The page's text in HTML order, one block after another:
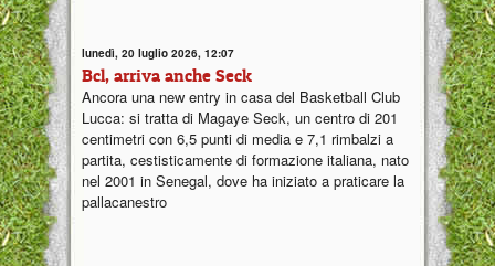
lunedì, 20 luglio 2026, 12:07
Bcl, arriva anche Seck
Ancora una new entry in casa del Basketball Club
Lucca: si tratta di Magaye Seck, un centro di 201
centimetri con 6,5 punti di media e 7,1 rimbalzi a
partita, cestisticamente di formazione italiana, nato
nel 2001 in Senegal, dove ha iniziato a praticare la
pallacanestro